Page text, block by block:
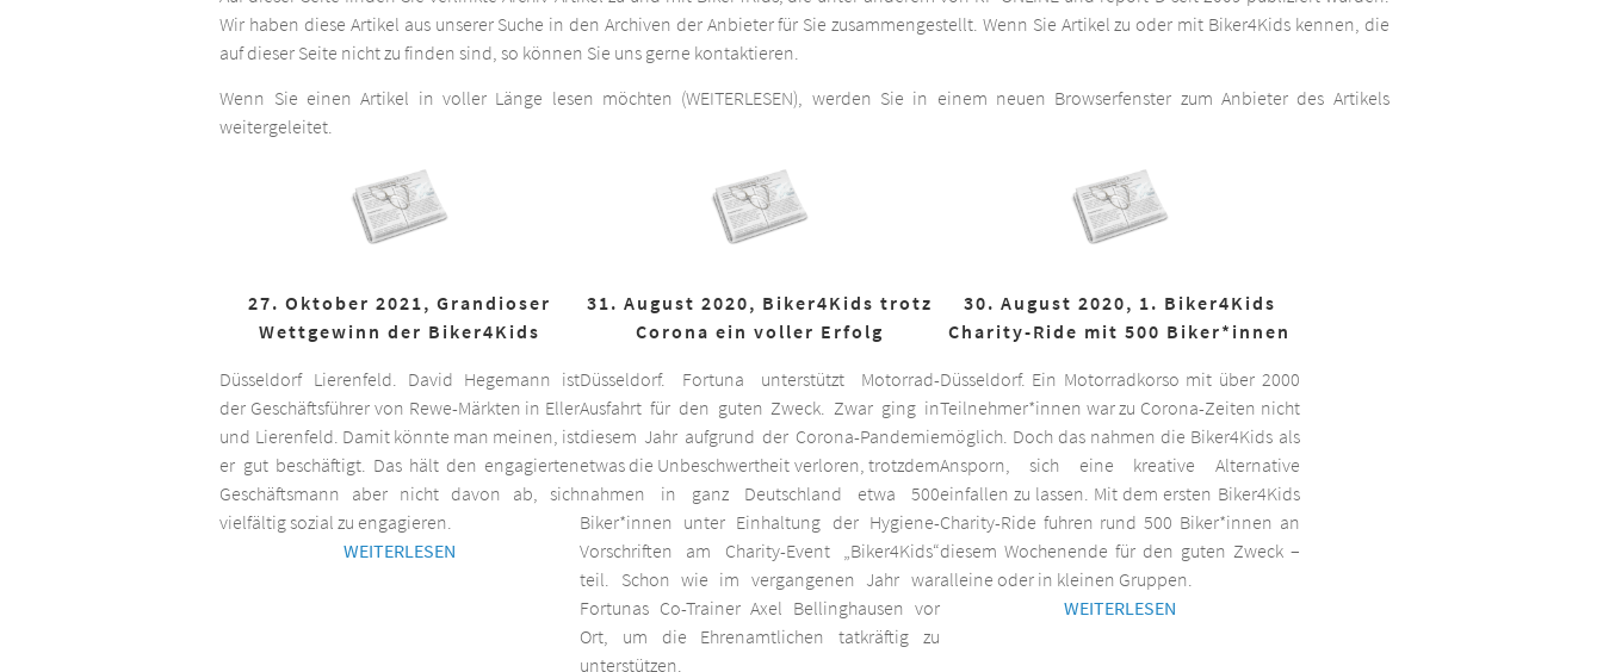
Wir haben diese Artikel aus unserer Suche in den Archiven der Anbieter für Sie zusammengestellt. Wenn Sie Artikel zu oder mit Biker4Kids kennen, die
auf dieser Seite nicht zu finden sind, so können Sie uns gerne kontaktieren.
Wenn Sie einen Artikel in voller Länge lesen möchten (WEITERLESEN), werden Sie in einem neuen Browserfenster zum Anbieter des Artikels
weitergeleitet.
27. Oktober 2021, Grandioser
Wettgewinn der Biker4Kids
Düsseldorf Lierenfeld. David Hegemann ist
der Geschäftsführer von Rewe-Märkten in Eller
und Lierenfeld. Damit könnte man meinen, ist
er gut beschäftigt. Das hält den engagierten
Geschäftsmann aber nicht davon ab, sich
vielfältig sozial zu engagieren.
WEITERLESEN
31. August 2020, Biker4Kids trotz
Corona ein voller Erfolg
Düsseldorf. Fortuna unterstützt Motorrad-
Ausfahrt für den guten Zweck. Zwar ging in
diesem Jahr aufgrund der Corona-Pandemie
etwas die Unbeschwertheit verloren, trotzdem
nahmen in ganz Deutschland etwa 500
Biker*innen unter Einhaltung der Hygiene-
Vorschriften am Charity-Event „Biker4Kids“
teil. Schon wie im vergangenen Jahr war
Fortunas Co-Trainer Axel Bellinghausen vor
Ort, um die Ehrenamtlichen tatkräftig zu
unterstützen.
30. August 2020, 1. Biker4Kids
Charity-Ride mit 500 Biker*innen
Düsseldorf. Ein Motorradkorso mit über 2000
Teilnehmer*innen war zu Corona-Zeiten nicht
möglich. Doch das nahmen die Biker4Kids als
Ansporn, sich eine kreative Alternative
einfallen zu lassen. Mit dem ersten Biker4Kids
Charity-Ride fuhren rund 500 Biker*innen an
diesem Wochenende für den guten Zweck –
alleine oder in kleinen Gruppen.
WEITERLESEN